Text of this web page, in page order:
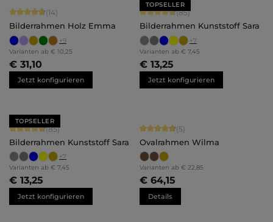
Durchschnittliche Bewertung von 4.86 von 5 Sternen
(14)
Bilderrahmen Holz Emma
+9
Varianten ab € 10,25
€ 31,10
Jetzt konfigurieren
TOPSELLER
Durchschnittliche Bewertung von
(85)
Bilderrahmen Kunststoff Sara
+7
Varianten ab € 7,45
€ 13,25
Jetzt konfigurieren
TOPSELLER
Durchschnittliche Bewertung von 4.71 von 5 Sternen
(85)
Bilderrahmen Kunststoff Sara
+7
Varianten ab € 7,45
€ 13,25
Jetzt konfigurieren
Durchschnittliche Bewertung von
(5)
Ovalrahmen Wilma
Varianten ab € 22,85
€ 64,15
Details